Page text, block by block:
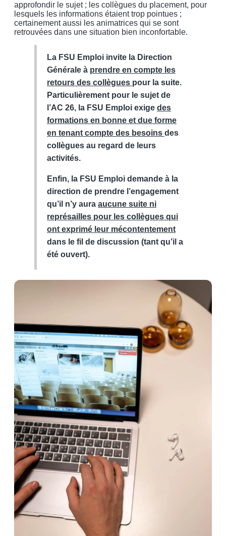
approfondir le sujet ; les collègues du placement, pour
lesquels les informations étaient trop pointues ;
certainement aussi les animatrices qui se sont
retrouvées dans une situation bien inconfortable.
La FSU Emploi invite la Direction
Générale à prendre en compte les
retours des collègues pour la suite.
Particulièrement pour le sujet de
l’AC 26, la FSU Emploi exige des
formations en bonne et due forme
en tenant compte des besoins des
collègues au regard de leurs
activités.
Enfin, la FSU Emploi demande à la
direction de prendre l’engagement
qu’il n’y aura aucune suite ni
représailles pour les collègues qui
ont exprimé leur mécontentement
dans le fil de discussion (tant qu’il a
été ouvert).